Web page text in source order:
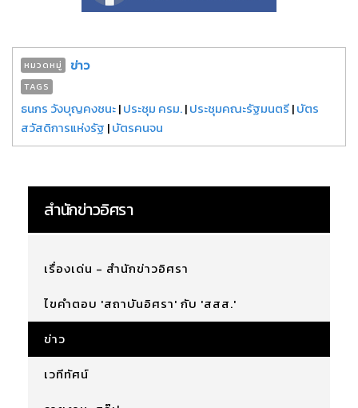
หมวดหมู่ ข่าว
TAGS
ธนกร วังบุญคงชนะ|ประชุม ครม.|ประชุมคณะรัฐมนตรี|บัตร
สวัสดิการแห่งรัฐ |บัตรคนจน
สำนักข่าวอิศรา
เรื่องเด่น - สำนักข่าวอิศรา
ไขคำตอบ 'สถาบันอิศรา' กับ 'สสส.'
ข่าว
เวทีทัศน์